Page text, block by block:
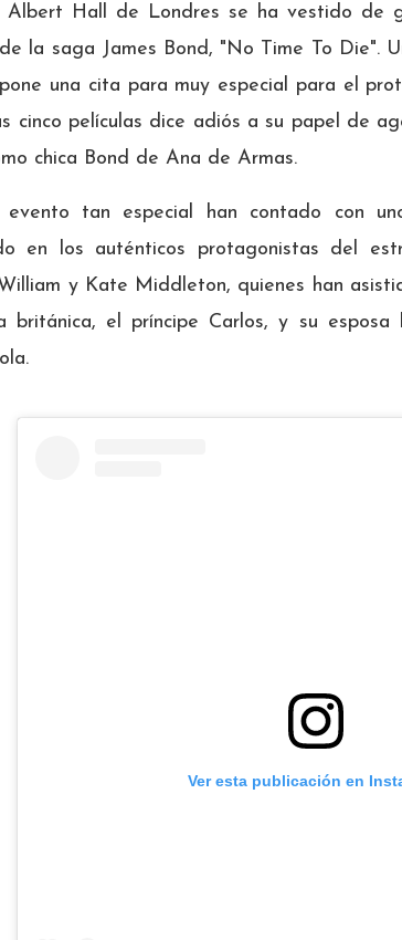
Albert Hall de Londres se ha vestido de
la saga James Bond, "No Time To Die".
una cita para muy especial para el
cinco películas dice adiós a su papel de
chica Bond de Ana de Armas.
evento tan especial han contado con
en los auténticos protagonistas del
y Kate Middleton, quienes han
británica, el príncipe Carlos, y su
Ver esta publicación en